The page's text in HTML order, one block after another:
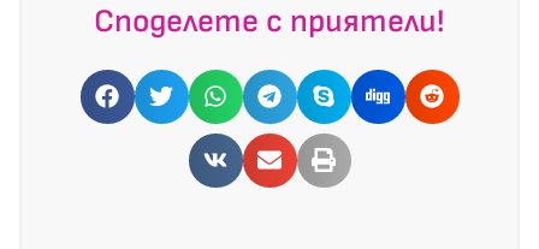
Споделете с приятели!